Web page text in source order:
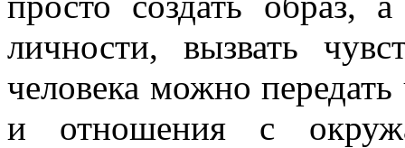
личности, вызвать
человека можно
и отношения с